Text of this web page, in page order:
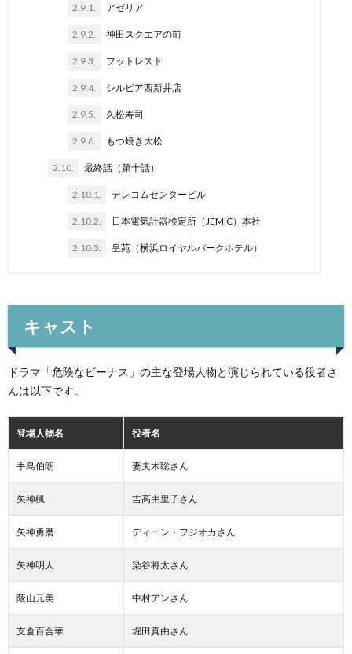
2.9.1. アゼリア
2.9.2. 神田スクエアの前
2.9.3. フットレスト
2.9.4. シルビア西新井店
2.9.5. 久松寿司
2.9.6. もつ焼き大松
2.10. 最終話（第十話）
2.10.1. テレコムセンタービル
2.10.2. 日本電気計器検定所（JEMIC）本社
2.10.3. 皇苑（横浜ロイヤルパークホテル）
キャスト
ドラマ「危険なビーナス」の主な登場人物と演じられている役者さ
んは以下です。
登場人物名 役者名
手島伯朗 妻夫木聡さん
矢神楓 吉高由里子さん
矢神勇磨 ディーン・フジオカさん
矢神明人 染谷将太さん
蔭山元美 中村アンさん
支倉百合華 堀田真由さん